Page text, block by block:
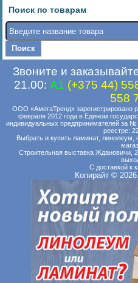
Поиск по товарам
Звоните и
21.00: A1 (+375 44)
558
ООО «АмегаТренд» зарегистрировано
февраля 2012 года в Едином
индивидуальных предпринимателей за №
реестре:
Выбрать и купить ламинат,
Строительная выставка Ждановичи,
С доставкой к
Копирайт ©